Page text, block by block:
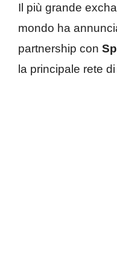
Il più grande
mondo ha
partnership con
la principale rete